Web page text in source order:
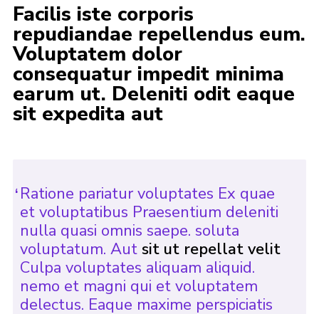
Facilis iste corporis
repudiandae repellendus eum.
Voluptatem dolor
consequatur impedit minima
earum ut. Deleniti odit eaque
sit expedita aut
Ratione pariatur voluptates Ex quae
et voluptatibus Praesentium deleniti
nulla quasi omnis saepe. soluta
voluptatum. Aut sit ut repellat velit
Culpa voluptates aliquam aliquid.
nemo et magni qui et voluptatem
delectus. Eaque maxime perspiciatis